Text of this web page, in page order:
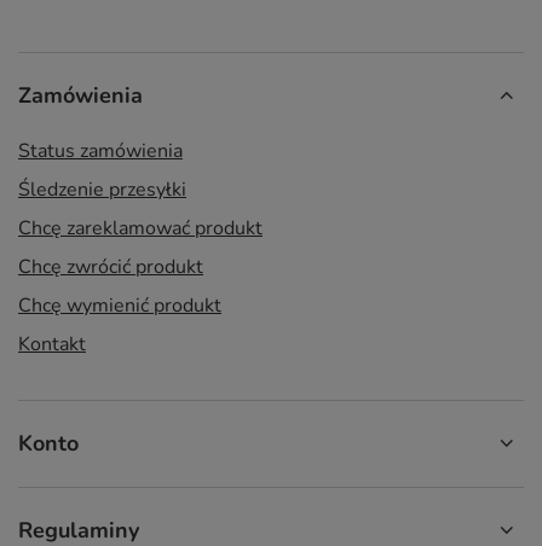
Zamówienia
Status zamówienia
Śledzenie przesyłki
Chcę zareklamować produkt
Chcę zwrócić produkt
Chcę wymienić produkt
Kontakt
Konto
Regulaminy